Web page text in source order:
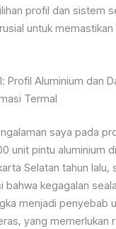
profil dan sistem
untuk
Profil Aluminium dan
Termal
saya pada
unit pintu aluminium
Selatan tahun lalu,
bahwa kegagalan
menjadi penyebab
yang memerlukan